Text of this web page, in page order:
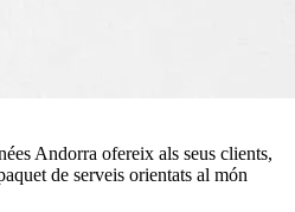
Andorra ofereix als seus clients,
de serveis orientats al món